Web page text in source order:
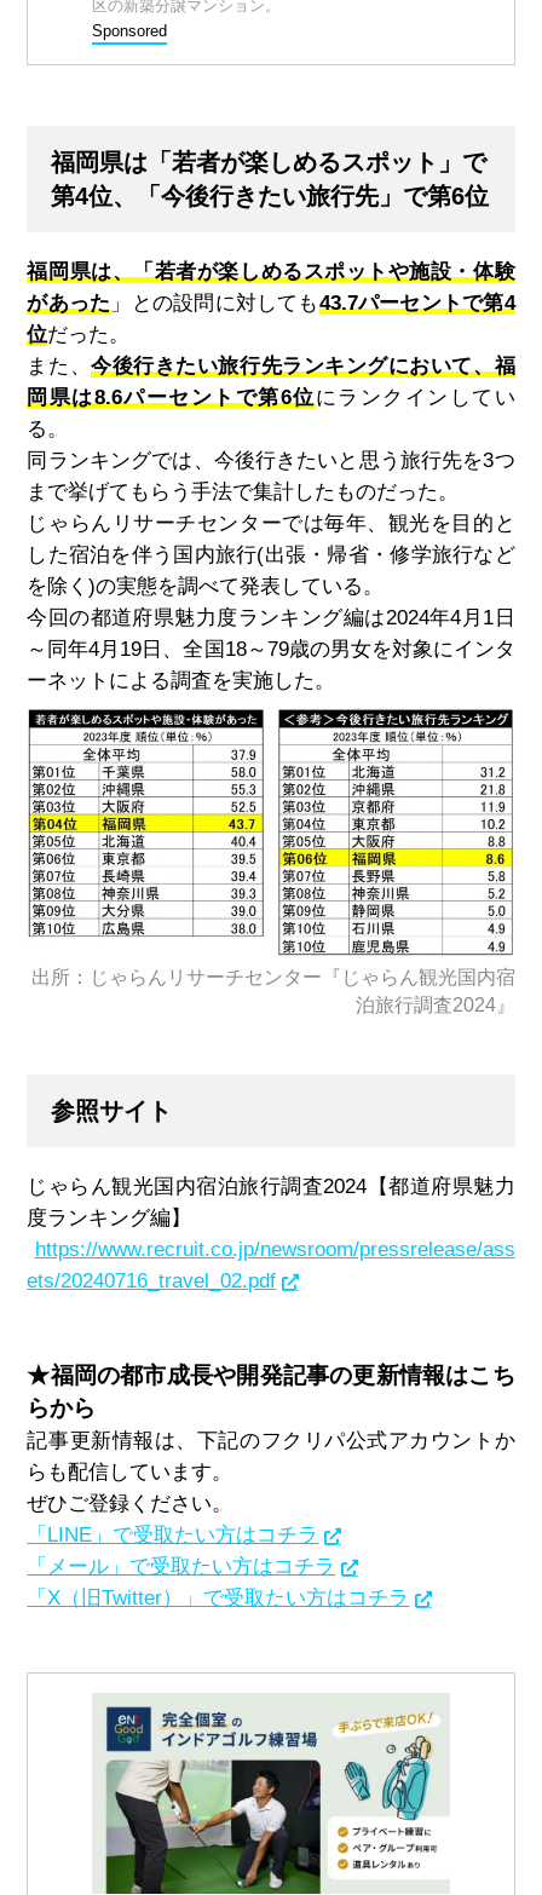
区の新築分譲マンション。
Sponsored
福岡県は「若者が楽しめるスポット」で
第4位、「今後行きたい旅行先」で第6位
福岡県は、「若者が楽しめるスポットや施設・体験
があった 」との設問に対しても43.7パーセントで第4
位だった。
また、今後行きたい旅行先ランキングにおいて、福
岡県は8.6パーセントで第6位にランクインしてい
る。
同ランキングでは、今後行きたいと思う旅行先を3つ
まで挙げてもらう手法で集計したものだった。
じゃらんリサーチセンターでは毎年、観光を目的と
した宿泊を伴う国内旅行(出張・帰省・修学旅行など
を除く)の実態を調べて発表している。
今回の都道府県魅力度ランキング編は2024年4 月 1 日
～同年4月 19 日、全国 18～79歳の男女を対象にインタ
ーネットによる調査を実施した。
出所：じゃらんリサーチセンター『じゃらん観光国内宿
泊旅行調査2024』
参照サイト
じゃらん観光国内宿泊旅行調査2024 【都道府県魅力
度ランキング編】
https://www.recruit.co.jp/newsroom/pressrelease/ass
ets/20240716_travel_02.pdf
★福岡の都市成長や開発記事の更新情報はこち
らから
記事更新情報は、下記のフクリパ公式アカウントか
らも配信しています。
ぜひご登録ください。
「LINE」で受取たい方はコチラ
「メール」で受取たい方はコチラ
「X（旧Twitter）」で受取たい方はコチラ